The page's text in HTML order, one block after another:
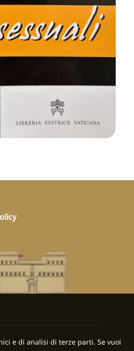
e di analisi di terze parti. Se vuoi